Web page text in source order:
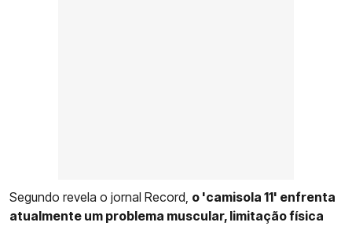
Segundo revela o jornal Record, o 'camisola 11' enfrenta
atualmente um problema muscular, limitação física